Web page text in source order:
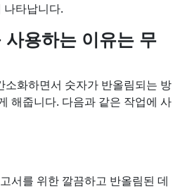
타납니다.
용하는 이유는 무
소화하면서 숫자가 반올림되는 방
해줍니다. 다음과 같은 작업에 사
서를 위한 깔끔하고 반올림된 데